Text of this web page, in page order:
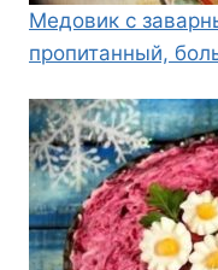
Медовик с
пропитанный,